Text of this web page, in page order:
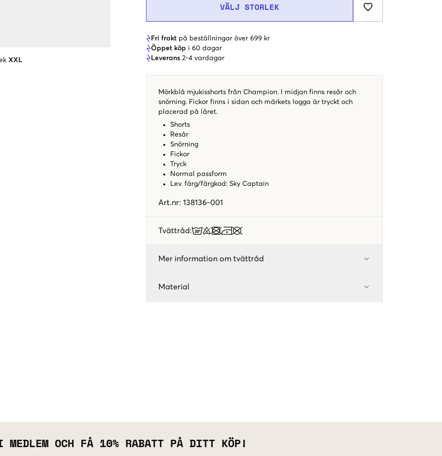
XXL
VÄLJ STORLEK
Fri frakt på beställningar över 699 kr
Öppet köp i 60 dagar
Leverans 2-4 vardagar
Mörkblå mjukisshorts från Champion. I midjan finns resår och
snörning. Fickor finns i sidan och märkets logga är tryckt och
placerad på låret.
Shorts
Resår
Snörning
Fickor
Tryck
Normal passform
Lev. färg/färgkod : Sky Captain
Art.nr: 138136-001
Tvättråd:
Mer information om tvättråd
Material
MEDLEM OCH FÅ 10% RABATT PÅ DITT KÖP!